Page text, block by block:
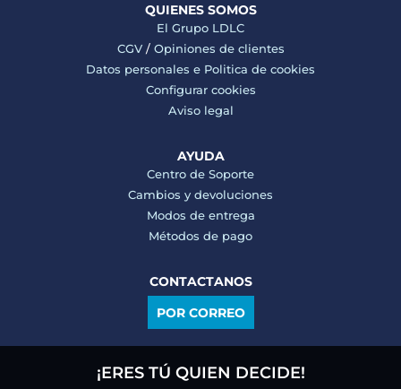
QUIENES SOMOS
El Grupo LDLC
CGV/ Opiniones de clientes
Datos personales e Politica de cookies
Configurar cookies
Aviso legal
AYUDA
Centro de Soporte
Cambios y devoluciones
Modos de entrega
Métodos de pago
CONTACTANOS
POR CORREO
¡ERES TÚ QUIEN DECIDE!